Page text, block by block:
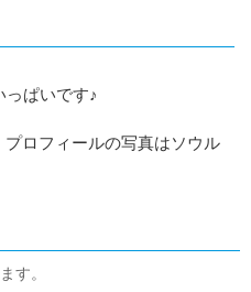
っぱいです♪
ロフィールの写真はソウル
す。